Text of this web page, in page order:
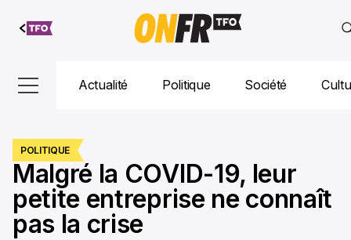
Aller au
contenu
Actualité Politique Société
POLITIQUE
Malgré la COVID-19, leur
petite entreprise ne connaît
pas la crise